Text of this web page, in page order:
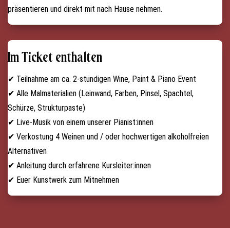
präsentieren und direkt mit nach Hause nehmen.
Im Ticket enthalten
✔ Teilnahme am ca. 2-stündigen Wine, Paint & Piano Event
✔ Alle Malmaterialien (Leinwand, Farben, Pinsel, Spachtel,
Schürze, Strukturpaste)
✔ Live-Musik von einem unserer Pianist:innen
✔ Verkostung 4 Weinen und / oder hochwertigen alkoholfreien
Alternativen
✔ Anleitung durch erfahrene Kursleiter:innen
✔ Euer Kunstwerk zum Mitnehmen